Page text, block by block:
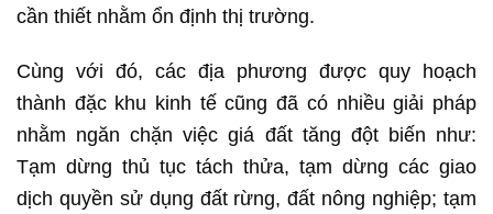
cần thiết nhằm ổn định thị trường.
Cùng với đó, các địa phương được quy hoạch
thành đặc khu kinh tế cũng đã có nhiều giải pháp
nhằm ngăn chặn việc giá đất tăng đột biến như:
Tạm dừng thủ tục tách thửa, tạm dừng các giao
dịch quyền sử dụng đất rừng, đất nông nghiệp; tạm